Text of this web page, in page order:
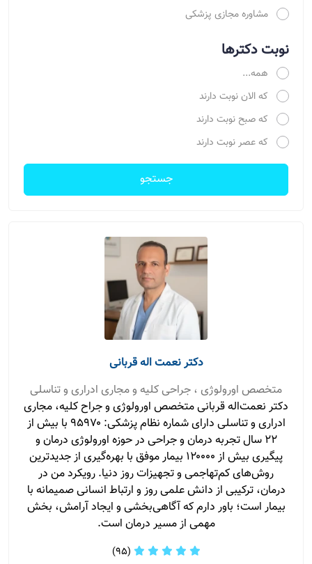
مشاوره مجازی پزشکی
نوبت دکترها
همه...
که الان نوبت دارند
که صبح نوبت دارند
که عصر نوبت دارند
جستجو
دکتر نعمت اله قربانی
متخصص اورولوژی ، جراحی کلیه و مجاری ادراری و تناسلی
دکتر نعمت‌اله قربانی متخصص اورولوژی و جراح کلیه، مجاری
ادراری و تناسلی دارای شماره نظام پزشکی: ۹۵۹۷۰ با بیش از
۲۲ سال تجربه درمان و جراحی در حوزه اورولوژی درمان و
پیگیری بیش از ۱۲۰۰۰۰ بیمار موفق با بهره‌گیری از جدیدترین
روش‌های کم‌تهاجمی و تجهیزات روز دنیا. رویکرد من در
درمان، ترکیبی از دانش علمی روز و ارتباط انسانی صمیمانه با
بیمار است؛ باور دارم که آگاهی‌بخشی و ایجاد آرامش، بخش
مهمی از مسیر درمان است.
(95)